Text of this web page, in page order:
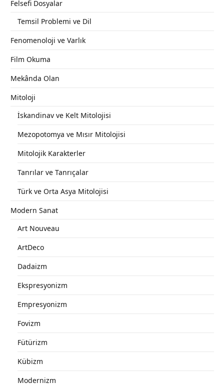
Felsefi Dosyalar
Temsil Problemi ve Dil
Fenomenoloji ve Varlık
Film Okuma
Mekânda Olan
Mitoloji
İskandinav ve Kelt Mitolojisi
Mezopotomya ve Mısır Mitolojisi
Mitolojik Karakterler
Tanrılar ve Tanrıçalar
Türk ve Orta Asya Mitolojisi
Modern Sanat
Art Nouveau
ArtDeco
Dadaizm
Ekspresyonizm
Empresyonizm
Fovizm
Fütürizm
Kübizm
Modernizm